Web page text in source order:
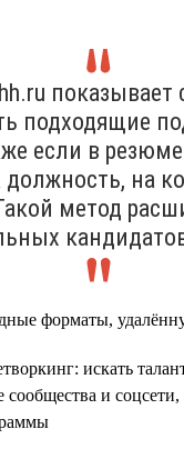
показывает
подходящие
если в
должность, на
метод
форматы,
искать
и соцсети,